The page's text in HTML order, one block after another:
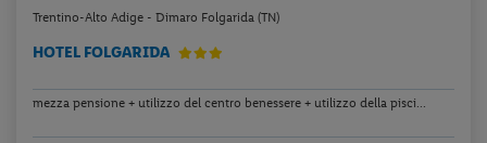
Trentino-Alto Adige - Dimaro Folgarida (TN)
HOTEL FOLGARIDA
mezza pensione + utilizzo del centro benessere + utilizzo della pisci...